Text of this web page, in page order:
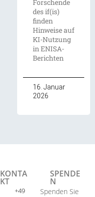
Forschende
des if(is)
finden
Hinweise auf
KI-Nutzung
in ENISA-
Berichten
16. Januar
2026
KONTA
KT
+49
SPENDE
N
Spenden Sie